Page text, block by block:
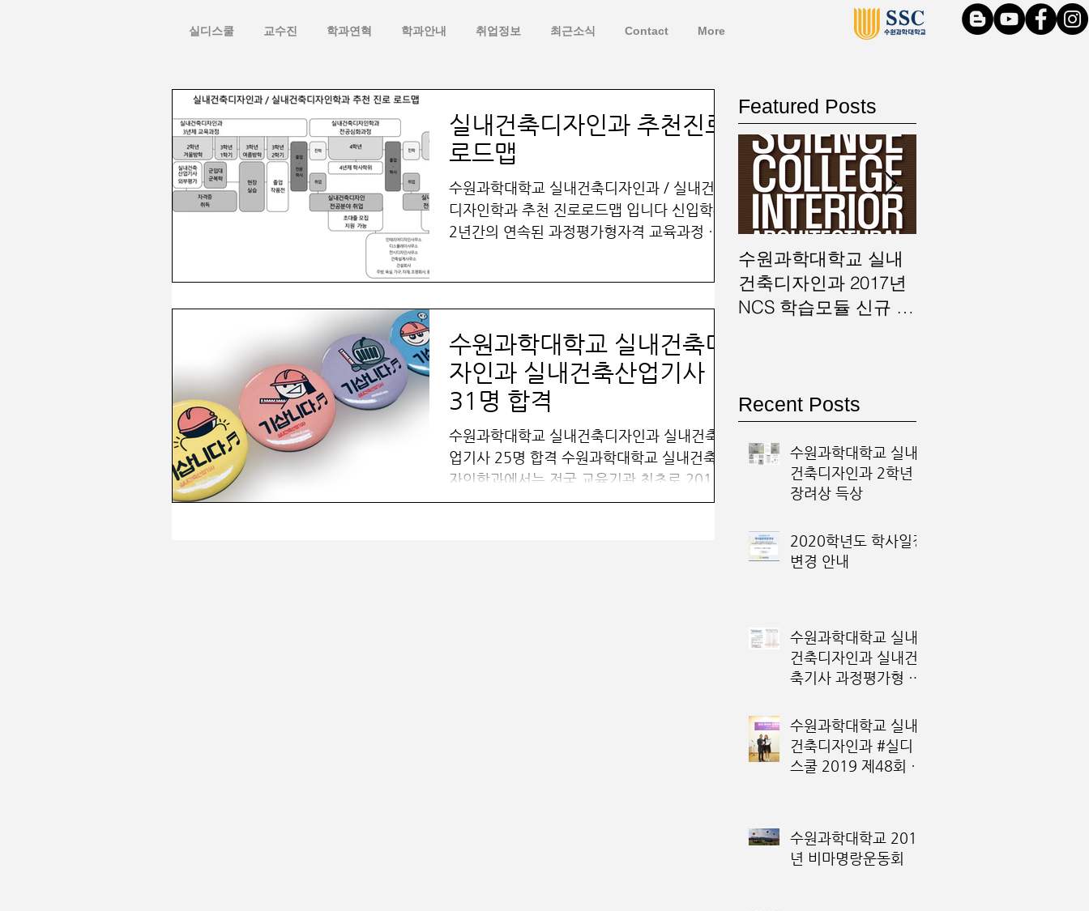
실디스쿨 교수진 학과연혁 학과안내 취업정보 최근소식 Contact More
실내건축디자인과 추천진로
로드맵
수원과학대학교 실내건축디자인과 / 실내건축
디자인학과 추천 진로로드맵 입니다 신입학후
2년간의 연속된 과정평가형자격 교육과정 내
수원과학대학교 실내건축디
자인과 실내건축산업기사
31명 합격
수원과학대학교 실내건축디자인과 실내건축산
업기사 25명 합격 수원과학대학교 실내건축디
자인학과에서는 전국 교육기관 최초로 2017
년 NCS기반 과정평가형국가기술자격 운영기
Featured Posts
수원과학대학교 실내
건축디자인과 2017년
NCS 학습모듈 신규 및
Recent Posts
수원과학대학교 실내
건축디자인과 2학년
장려상 득상
2020학년도 학사일정
변경 안내
수원과학대학교 실내
건축디자인과 실내건
축기사 과정평가형 국
최종 선정
수원과학대학교 실내
건축디자인과 #실디
스쿨 2019 제48회 전
수원과학대학교 2019
년 비마명랑운동회